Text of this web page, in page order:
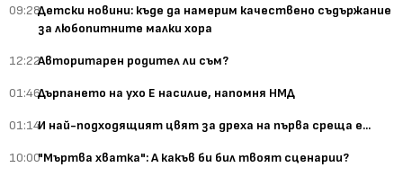
09:28Детски новини: къде да намерим качествено съдържание
за любопитните малки хора
12:22Авторитарен родител ли съм?
01:46Дърпането на ухо Е насилие, напомня НМД
01:14И най-подходящият цвят за дреха на първа среща е...
10:00"Мъртва хватка": А какъв би бил твоят сценарии?